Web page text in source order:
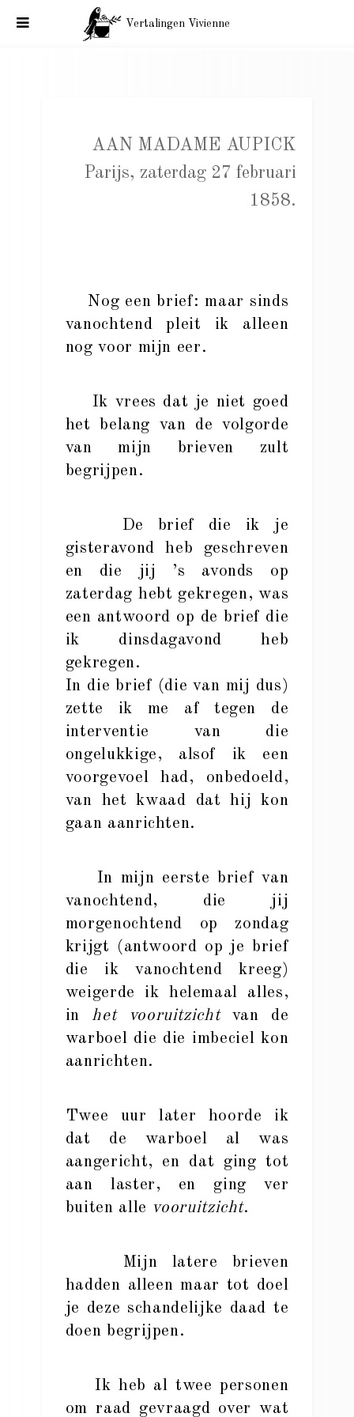
Vertalingen Vivienne
AAN MADAME AUPICK
Parijs, zaterdag 27 februari
1858.
Nog een brief: maar sinds
vanochtend pleit ik alleen
nog voor mijn eer.
Ik vrees dat je niet goed
het belang van de volgorde
van mijn brieven zult
begrijpen.
De brief die ik je
gisteravond heb geschreven
en die jij ’s avonds op
zaterdag hebt gekregen, was
een antwoord op de brief die
ik dinsdagavond heb
gekregen.
In die brief (die van mij dus)
zette ik me af tegen de
interventie van die
ongelukkige, alsof ik een
voorgevoel had, onbedoeld,
van het kwaad dat hij kon
gaan aanrichten.
In mijn eerste brief van
vanochtend, die jij
morgenochtend op zondag
krijgt (antwoord op je brief
die ik vanochtend kreeg)
weigerde ik helemaal alles,
inhet vooruitzichtvan de
warboel die die imbeciel kon
aanrichten.
Twee uur later hoorde ik
dat de warboel al was
aangericht, en dat ging tot
aan laster, en ging ver
buiten alle vooruitzicht.
Mijn latere brieven
hadden alleen maar tot doel
je deze schandelijke daad te
doen begrijpen.
Ik heb al twee personen
om raad gevraagd over wat